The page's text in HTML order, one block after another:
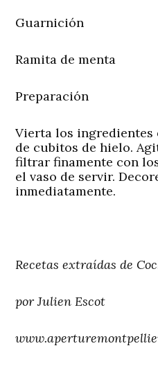
Guarnición
Ramita de menta
Preparación
Vierta los
de cubitos de hielo.
filtrar finamente con
el vaso de servir.
inmediatamente.
Recetas extraídas de
por Julien Escot